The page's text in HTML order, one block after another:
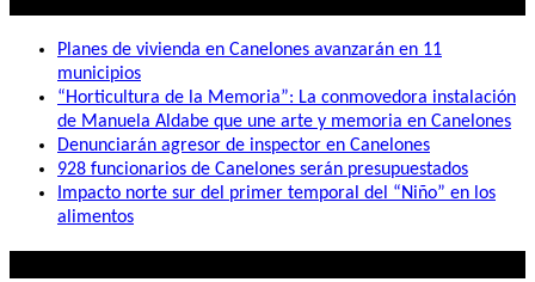
Planes de vivienda en Canelones avanzarán en 11
municipios
“Horticultura de la Memoria”: La conmovedora instalación
de Manuela Aldabe que une arte y memoria en Canelones
Denunciarán agresor de inspector en Canelones
928 funcionarios de Canelones serán presupuestados
Impacto norte sur del primer temporal del “Niño” en los
alimentos